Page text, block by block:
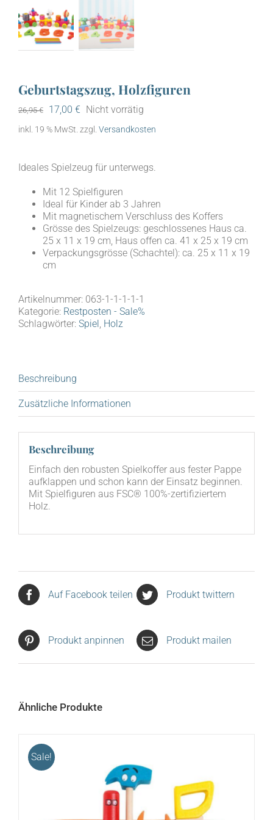
Geburtstagszug, Holzfiguren
26,95€
Ursprünglicher
war:
17,00 € Aktueller
ist:
Nicht vorrätig
inkl. 19 % MwSt. zzgl. Versandkosten
Ideales Spielzeug für unterwegs.
Mit 12 Spielfiguren
Ideal für Kinder ab 3 Jahren
Mit magnetischem Verschluss des Koffers
Grösse des Spielzeugs: geschlossenes Haus ca.
25 x 11 x 19 cm, Haus offen ca. 41 x 25 x 19 cm
Verpackungsgrösse (Schachtel): ca. 25 x 11 x 19
cm
Artikelnummer: 063-1-1-1-1-1
Kategorie: Restposten - Sale%
Schlagwörter: Spiel , Holz
Beschreibung
Zusätzliche Informationen
Beschreibung
Ein­fach den robus­ten Spiel­kof­fer aus fes­ter Pap­pe
auf­klap­pen und schon kann der Ein­satz begin­nen.
Mit Spiel­fi­gu­ren aus FSC® 100%-zertifiziertem
Holz.
Auf Facebook teilen Produkt twittern
Produkt anpinnen Produkt mailen
Ähnliche Produkte
Sale!